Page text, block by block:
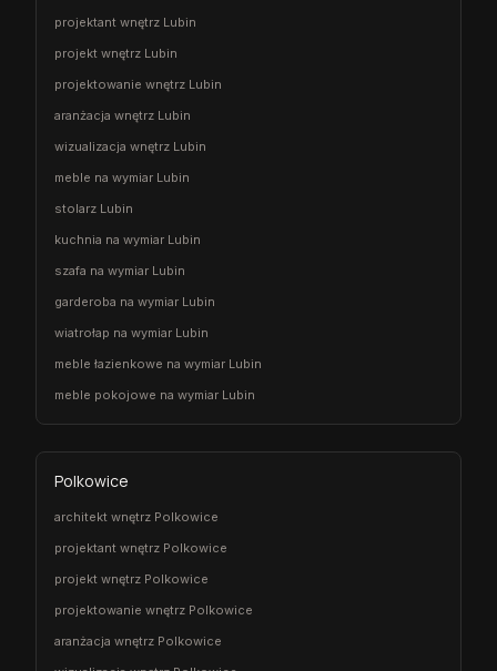
projektant wnętrz Lubin
projekt wnętrz Lubin
projektowanie wnętrz Lubin
aranżacja wnętrz Lubin
wizualizacja wnętrz Lubin
meble na wymiar Lubin
stolarz Lubin
kuchnia na wymiar Lubin
szafa na wymiar Lubin
garderoba na wymiar Lubin
wiatrołap na wymiar Lubin
meble łazienkowe na wymiar Lubin
meble pokojowe na wymiar Lubin
Polkowice
architekt wnętrz Polkowice
projektant wnętrz Polkowice
projekt wnętrz Polkowice
projektowanie wnętrz Polkowice
aranżacja wnętrz Polkowice